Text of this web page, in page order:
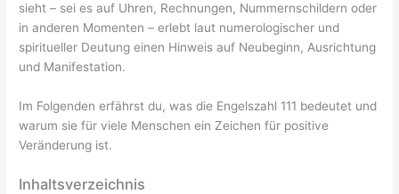
sieht – sei es auf Uhren, Rechnungen, Nummernschildern oder
in anderen Momenten – erlebt laut numerologischer und
spiritueller Deutung einen Hinweis auf Neubeginn, Ausrichtung
und Manifestation.
Im Folgenden erfährst du, was die Engelszahl 111 bedeutet und
warum sie für viele Menschen ein Zeichen für positive
Veränderung ist.
Inhaltsverzeichnis